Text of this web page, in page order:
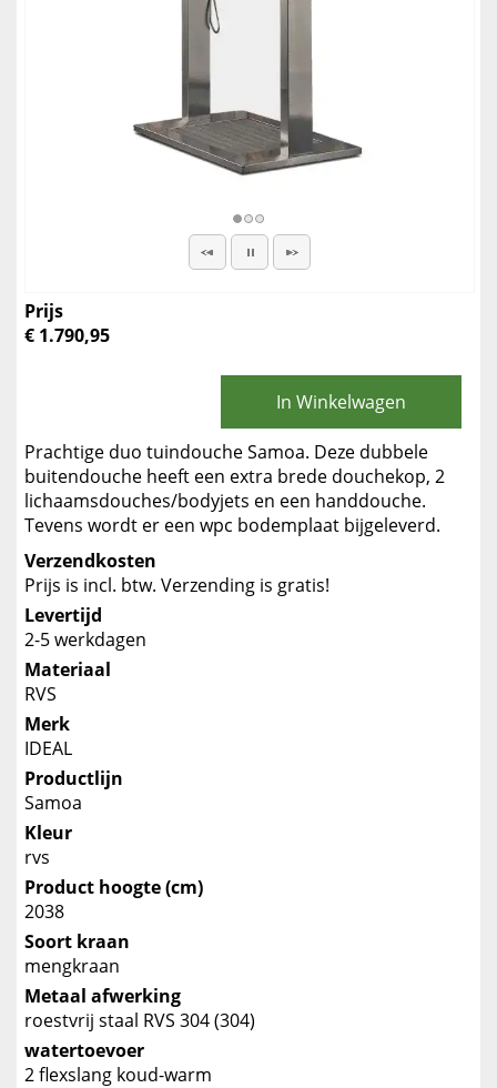
Prijs
€ 1.790,95
In Winkelwagen
Prachtige duo tuindouche Samoa. Deze dubbele
buitendouche heeft een extra brede douchekop, 2
lichaamsdouches/bodyjets en een handdouche.
Tevens wordt er een wpc bodemplaat bijgeleverd.
Verzendkosten
Prijs is incl. btw. Verzending is gratis!
Levertijd
2-5 werkdagen
Materiaal
RVS
Merk
IDEAL
Productlijn
Samoa
Kleur
rvs
Product hoogte (cm)
2038
Soort kraan
mengkraan
Metaal afwerking
roestvrij staal RVS 304 (304)
watertoevoer
2 flexslang koud-warm